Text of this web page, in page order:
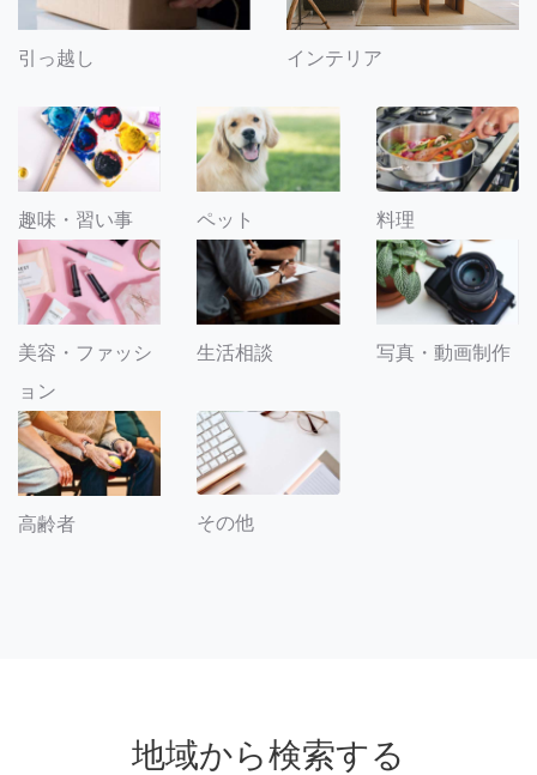
引っ越し インテリア
趣味・習い事 ペット 料理
美容・ファッシ
ョン
生活相談 写真・動画制作
高齢者 その他
地域から検索する